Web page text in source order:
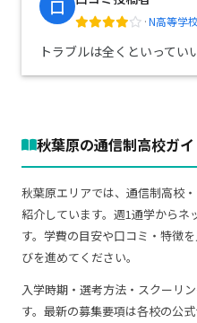
口
·N高等学校
トラブルは全くといってい
秋葉原の通信制高校ガ
秋葉原エリアでは、通信制高校
紹介しています。週1通学から
す。学費の目安や口コミ・特徴
びを進めてください。
入学時期・選考方法・スクーリ
す。最新の募集要項は各校の公